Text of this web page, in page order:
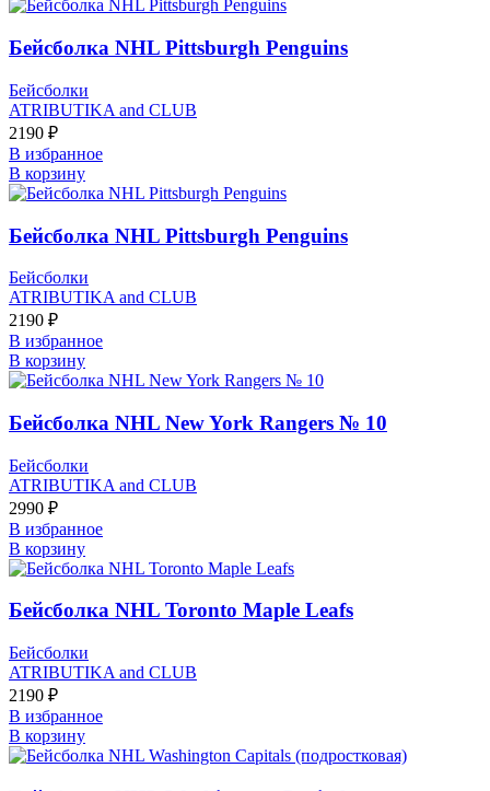
Бейсболка NHL Pittsburgh Penguins
Бейсболки
ATRIBUTIKA and CLUB
2190 ₽
В избранное
В корзину
Бейсболка NHL Pittsburgh Penguins
Бейсболки
ATRIBUTIKA and CLUB
2190 ₽
В избранное
В корзину
Бейсболка NHL New York Rangers № 10
Бейсболки
ATRIBUTIKA and CLUB
2990 ₽
В избранное
В корзину
Бейсболка NHL Toronto Maple Leafs
Бейсболки
ATRIBUTIKA and CLUB
2190 ₽
В избранное
В корзину